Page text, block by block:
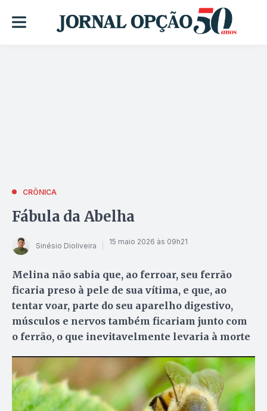
CRÔNICA
Fábula da Abelha
Sinésio Dioliveira 15 maio 2026 às 09h21
Melina não sabia que, ao ferroar, seu ferrão
ficaria preso à pele de sua vítima, e que, ao
tentar voar, parte do seu aparelho digestivo,
músculos e nervos também ficariam junto com
o ferrão, o que inevitavelmente levaria à morte